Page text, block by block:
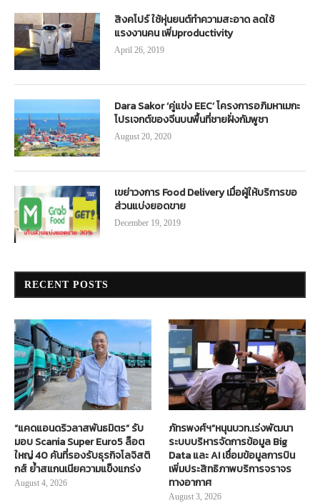
สิงคโปร์ ใช้หุ่นยนต์ทำความสะอาด ลดใช้
แรงงานคน เพิ่มproductivity
April 26, 2019
Dara Sakor ‘คู่แข่ง EEC’ โครงการอภิมหาเมกะ
โปรเจกต์ของจีนบนพื้นที่ชายฝั่งกัมพูชา
August 20, 2020
เขย่าวงการ Food Delivery เมื่อผู้ให้บริการขอ
ส่วนแบ่งยอดขาย
December 19, 2019
RECENT POSTS
“แคดแอนดริวลาสพันธมิตร” รับ
มอบ Scania Super Euro5 ล็อต
ใหญ่ 40 คันที่รองรับธุรกิจโลจิสติ
กส์ ย้ำสแกนเนียความแข็งแกร่ง
August 4, 2026
ภัทรพงศ์ฯ”หนุนบวท.เร่งพัฒนา
ระบบบริหารจัดการข้อมูล Big
Data และ AI เชื่อมข้อมูลการบิน
เพิ่มประสิทธิภาพบริการจราจร
ทางอากาศ
August 3, 2026